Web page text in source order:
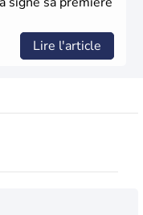
Lire l'article